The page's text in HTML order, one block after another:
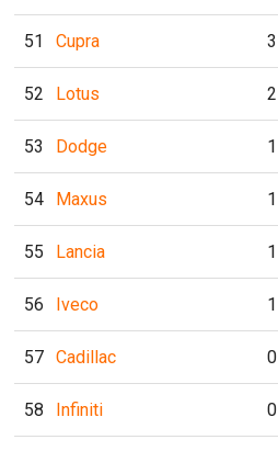
51 Cupra 3
52 Lotus 2
53 Dodge 1
54 Maxus 1
55 Lancia 1
56 Iveco 1
57 Cadillac 0
58 Infiniti 0